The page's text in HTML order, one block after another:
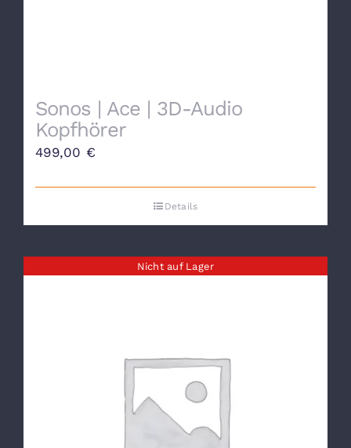
Sonos | Ace | 3D-Audio
Kopfhörer
499,00 €
Details
Nicht auf Lager